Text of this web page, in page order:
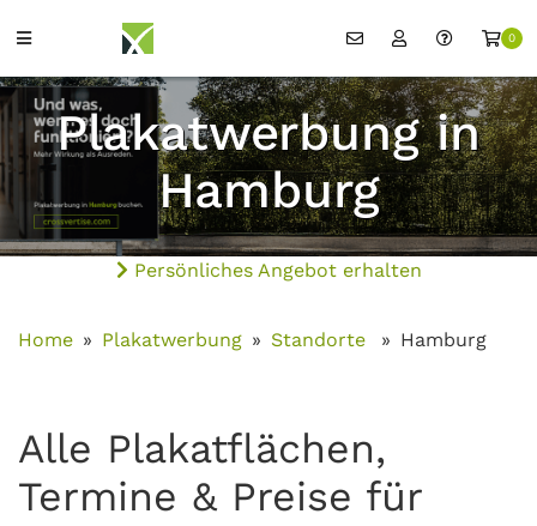
0
Plakatwerbung in
Hamburg
Persönliches Angebot erhalten
Home Plakatwerbung Standorte Hamburg
Alle Plakatflächen,
Termine & Preise für